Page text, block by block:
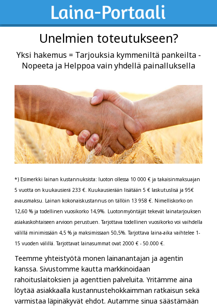
Unelmien toteutukseen?
Yksi hakemus = Tarjouksia kymmeniltä pankeilta -
Nopeeta ja Helppoa vain yhdellä painalluksella
*) Esimerkki lainan kustannuksista: luoton ollessa 10 000 € ja takaisinmaksuajan
5 vuotta on kuukausierä 233 €. Kuukausierään lisätään 5 € laskutuslisä ja 95€
avausmaksu. Lainan kokonaiskustannus on tällöin 13 958 €. Nimelliskorko on
12,60 % ja todellinen vuosikorko 14,9%. Luotonmyöntäjät tekevät lainatarjouksen
asiakaskohtaiseen arvioon perustuen. Tarjottava todellinen vuosikorko voi vaihdella
välillä minimissään 4,5 % ja maksimissaan 50,5%. Tarjottava laina-aika vaihtelee 1-
15 vuoden välillä. Tarjottavat lainasummat ovat 2000 € - 50.000 €.
Teemme yhteistyötä monen lainanantajan ja agentin
kanssa. Sivustomme kautta markkinoidaan
rahoituslaitoksien ja agenttien palveluita. Yritämme aina
löytää asiakkaalla kustannustehokkaimman ratkaisun sekä
varmistaa läpinäkyvät ehdot. Autamme sinua säästämään